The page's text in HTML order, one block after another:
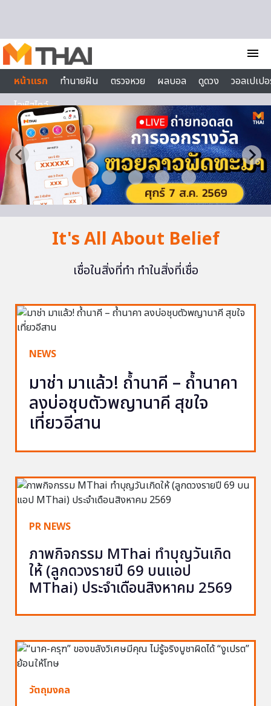
menu
หน้าแรก
ทำนายฝัน ตรวจหวย ผลบอล ดูดวง
วอลเปเป
ไลฟ์สไตล์
It's All About Belief
เชื่อในสิ่งที่ทำ ทำในสิ่งที่เชื่อ
NEWS
มาช่า มาแล้ว! ถ้ำนาคี – ถ้ำนาคา
ลงบ่อชุบตัวพญานาคี สุขใจ
เที่ยวอีสาน
PR NEWS
ภาพกิจกรรม MThai ทำบุญวันเกิด
ให้ (ลูกดวงรายปี 69 บนแอป
MThai) ประจำเดือนสิงหาคม 2569
วัตถุมงคล